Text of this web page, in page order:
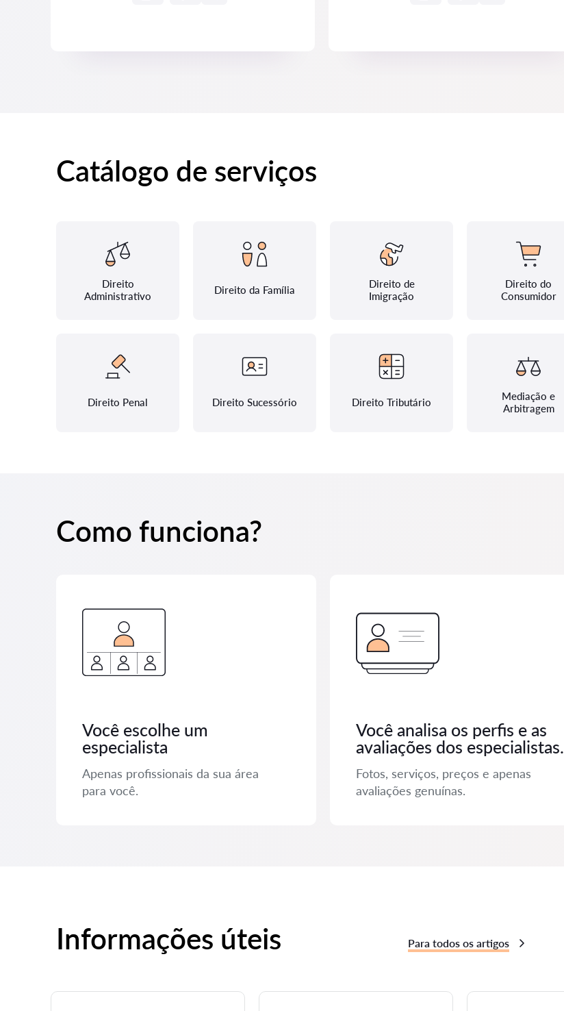
Catálogo de serviços
Direito
Administrativo
Direito da Família
Direito de
Imigração
Direito do
Consumidor
Direito Penal Direito Sucessório Direito Tributário
Mediação e
Arbitragem
Como funciona?
Você escolhe um
especialista
Apenas profissionais da sua área
para você.
Você analisa os perfis e as
avaliações dos especialistas.
Fotos, serviços, preços e apenas
avaliações genuínas.
Informações úteis Para todos os artigos